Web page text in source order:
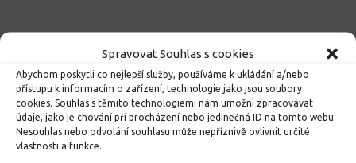
Spravovat Souhlas s cookies
Abychom poskytli co nejlepší služby, používáme k ukládání a/nebo
přístupu k informacím o zařízení, technologie jako jsou soubory
cookies. Souhlas s těmito technologiemi nám umožní zpracovávat
údaje, jako je chování při procházení nebo jedinečná ID na tomto webu.
Nesouhlas nebo odvolání souhlasu může nepříznivě ovlivnit určité
vlastnosti a funkce.